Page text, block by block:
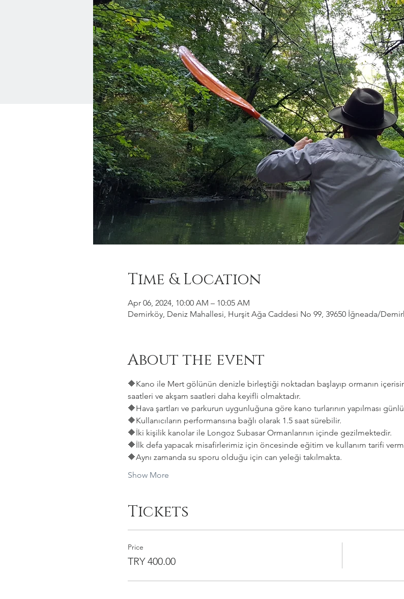
Time & Location
Apr 06, 2024, 10:00 AM – 10:05 AM
Demirköy, Deniz Mahallesi, Hurşit Ağa Caddesi No 99, 39650 İğneada/
About the event
🔶️Kano ile Mert gölünün denizle birleştiği noktadan başlayıp ormanın
saatleri ve akşam saatleri daha keyifli olmaktadır.
🔶️Hava şartları ve parkurun uygunluğuna göre kano turlarının yapılması
🔶️Kullanıcıların performansına bağlı olarak 1.5 saat sürebilir.
🔶️İki kişilik kanolar ile Longoz Subasar Ormanlarının içinde gezilmektedir.
🔶️İlk defa yapacak misafirlerimiz için öncesinde eğitim ve kullanım tarifi
🔶️Aynı zamanda su sporu olduğu için can yeleği takılmakta.
Show More
Tickets
Price
TRY 400.00